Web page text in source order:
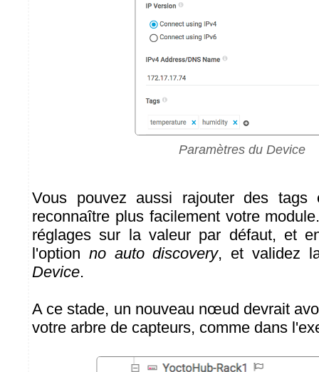
Paramètres du Device
Vous pouvez aussi rajouter des
reconnaître plus facilement votre
réglages sur la valeur par défaut, et
l'option no auto discovery, et validez
Device.
A ce stade, un nouveau nœud devrait
votre arbre de capteurs, comme dans